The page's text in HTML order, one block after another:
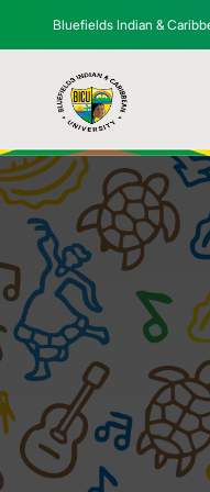
Bluefields Indian &